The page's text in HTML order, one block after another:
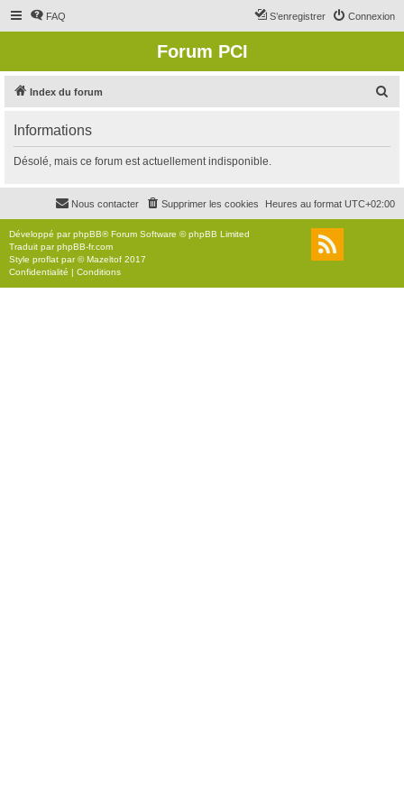
FAQ Connexion
S’enregistrer
Forum PCI
Index du forum
r
c
r
Informations
Désolé, mais ce forum est actuellement indisponible.
Heures au format UTC+02:00
Supprimer les cookies
Nous contacter
Développé parphpBB® Forum Software © phpBB Limited
Traduit parphpBB-fr.com
Style proflat par ©Mazeltof 2017
Confidentialité | Conditions